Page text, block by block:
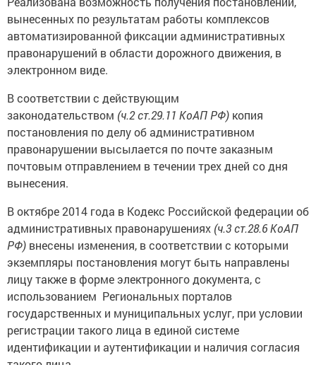
вынесенных по результатам работы комплексов
автоматизированной фиксации административных
правонарушений в области дорожного движения, в
электронном виде.
законодательством(ч.2 ст.29.11 КоАП РФ)
постановления по делу об административном
правонарушении высылается по почте заказным
почтовым отправлением в течении трех дней со дня
вынесения.
административных правонарушениях(ч.3 ст.28.6 КоАП
РФ)внесены изменения, в соответствии с которыми
экземпляры постановления могут быть направлены
лицу также в форме электронного документа, с
использованием Региональных порталов
государственных и муниципальных услуг, при условии
регистрации такого лица в единой системе
идентификации и аутентификации и наличия согласия
такого лица.